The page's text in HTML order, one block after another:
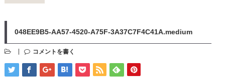
048EE9B5-AA57-4520-A75F-3A37C7F4C41A.medium
コメントを書く